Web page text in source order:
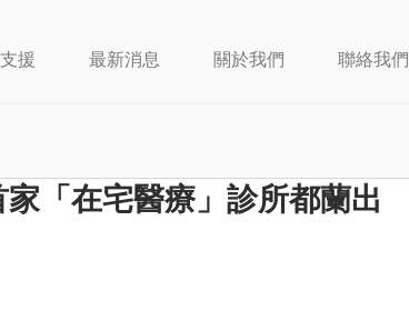
援 最新消息 關於我們 聯絡我們
「在宅醫療」診所都蘭出